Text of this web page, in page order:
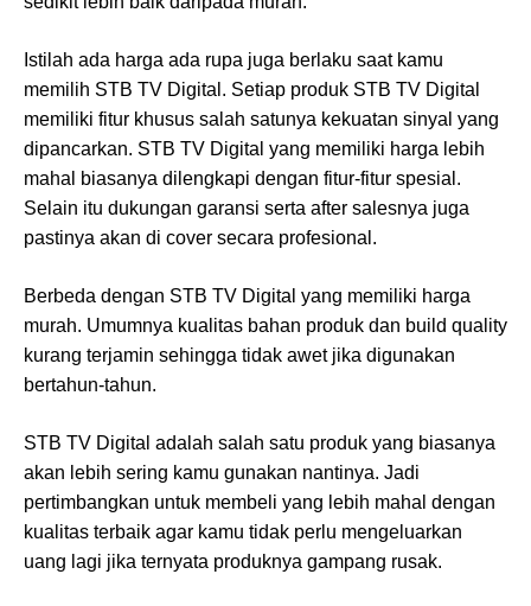
Istilah ada harga ada rupa juga berlaku saat kamu
memilih STB TV Digital. Setiap produk STB TV Digital
memiliki fitur khusus salah satunya kekuatan sinyal yang
dipancarkan. STB TV Digital yang memiliki harga lebih
mahal biasanya dilengkapi dengan fitur-fitur spesial.
Selain itu dukungan garansi serta after salesnya juga
pastinya akan di cover secara profesional.
Berbeda dengan STB TV Digital yang memiliki harga
murah. Umumnya kualitas bahan produk dan build quality
kurang terjamin sehingga tidak awet jika digunakan
bertahun-tahun.
STB TV Digital adalah salah satu produk yang biasanya
akan lebih sering kamu gunakan nantinya. Jadi
pertimbangkan untuk membeli yang lebih mahal dengan
kualitas terbaik agar kamu tidak perlu mengeluarkan
uang lagi jika ternyata produknya gampang rusak.